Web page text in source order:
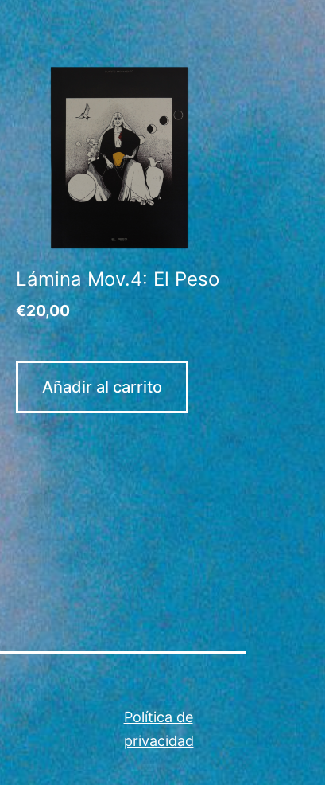
Lámina Mov.4: El Peso
€20,00
Añadir al carrito
Política de
privacidad